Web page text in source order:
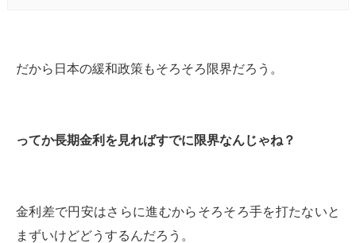
だから日本の緩和政策もそろそろ限界だろう。
ってか長期金利を見ればすでに限界なんじゃね？
金利差で円安はさらに進むからそろそろ手を打たないと
まずいけどどうするんだろう。